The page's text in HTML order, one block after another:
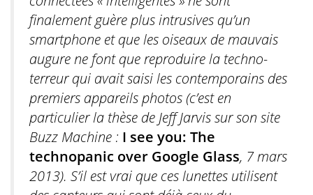
finalement guère plus intrusives qu’un
smartphone et que les oiseaux de mauvais
augure ne font que reproduire la techno-
terreur qui avait saisi les contemporains des
premiers appareils photos (c’est en
particulier la thèse de Jeff Jarvis sur son site
Buzz Machine : I see you: The
technopanic over Google Glass, 7 mars
2013). S’il est vrai que ces lunettes utilisent